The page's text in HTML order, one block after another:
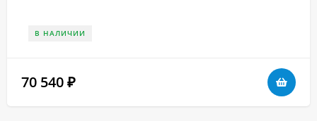
В НАЛИЧИИ
70 540 ₽